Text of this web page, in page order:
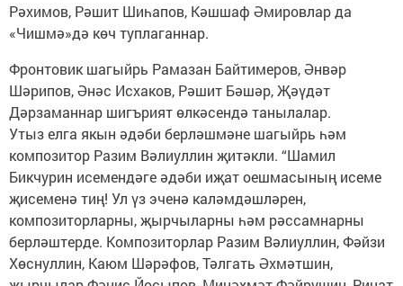
Рәхимов, Рәшит Шиһапов, Кәшшаф Әмировлар да
«Чишмә»дә көч туплаганнар.
Фронтовик шагыйрь Рамазан Байтимеров, Әнвәр
Шәрипов, Әнәс Исхаков, Рәшит Бәшәр, Җәүдәт
Дәрзаманнар шигърият өлкәсендә танылалар.
Утыз елга якын әдәби берләшмәне шагыйрь һәм
композитор Разим Вәлиуллин җитәкли. “Шамил
Бикчурин исемендәге әдәби иҗат оешмасының исеме
җисеменә тиң! Ул үз эченә каләмдәшләрен,
композиторларны, җырчыларны һәм рәссамнарны
берләштерде. Композиторлар Разим Вәлиуллин, Фәйзи
Хөснуллин, Каюм Шәрәфов, Тәлгать Әхмәтшин,